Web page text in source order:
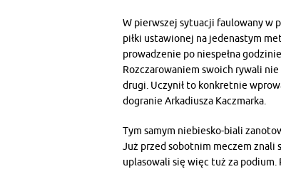
W pierwszej sytuacji faulowany w
piłki ustawionej na jedenastym
prowadzenie po niespełna
Rozczarowaniem swoich rywali
drugi. Uczynił to konkretnie
dogranie Arkadiusza Kaczmarka.
Tym samym niebiesko-biali
Już przed sobotnim meczem znali
uplasowali się więc tuż za